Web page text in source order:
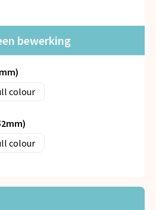
buitenbewerking
colour
colour